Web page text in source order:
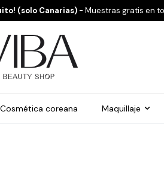
(solo Canarias) - Muestras gratis en
Cosmética coreana Maquillaje